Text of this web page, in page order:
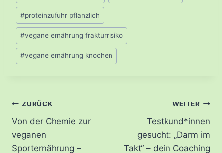
#proteinzufuhr pflanzlich
#vegane ernährung frakturrisiko
#vegane ernährung knochen
Beitragsnavigation
ZURÜCK
Von der Chemie zur
veganen
Sporternährung –
WEITER
Testkund*innen
gesucht: „Darm im
Takt“ – dein Coaching